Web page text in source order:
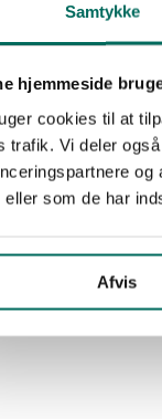
Samtykke
hjemmeside
cookies til at
trafik. Vi deler
og
eller som de har
Afvis